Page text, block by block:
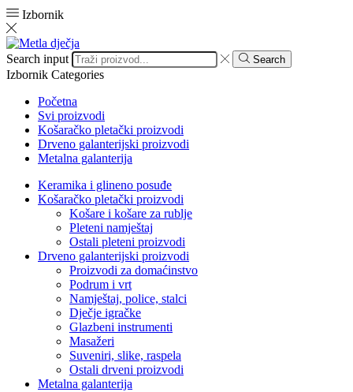
Izbornik
Search input Search
Izbornik Categories
Početna
Svi proizvodi
Košaračko pletački proizvodi
Drveno galanterijski proizvodi
Metalna galanterija
Keramika i glineno posuđe
Košaračko pletački proizvodi
Košare i košare za rublje
Pleteni namještaj
Ostali pleteni proizvodi
Drveno galanterijski proizvodi
Proizvodi za domaćinstvo
Podrum i vrt
Namještaj, police, stalci
Dječje igračke
Glazbeni instrumenti
Masažeri
Suveniri, slike, raspela
Ostali drveni proizvodi
Metalna galanterija